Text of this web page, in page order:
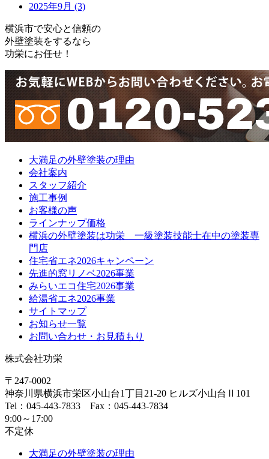
2025年9月 (3)
横浜市で安心と信頼の
外壁塗装をするなら
功栄にお任せ！
大満足の外壁塗装の理由
会社案内
スタッフ紹介
施工事例
お客様の声
ラインナップ価格
横浜の外壁塗装は功栄 一級塗装技能士在中の塗装専
門店
住宅省エネ2026キャンペーン
先進的窓リノベ2026事業
みらいエコ住宅2026事業
給湯省エネ2026事業
サイトマップ
お知らせ一覧
お問い合わせ・お見積もり
株式会社功栄
〒247-0002
神奈川県横浜市栄区小山台1丁目21-20 ヒルズ小山台Ⅱ101
Tel：045-443-7833 Fax：045-443-7834
9:00～17:00
不定休
大満足の外壁塗装の理由